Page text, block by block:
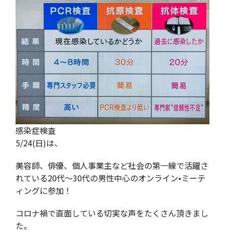
感染症検査
5/24(日)は、
美容師、俳優、個人事業主など社会の第一線で活躍さ
れている20代〜30代の男性中心のオンライン•ミーテ
ィングに参加！
コロナ禍で直面している切実な声をたくさん頂きまし
た。